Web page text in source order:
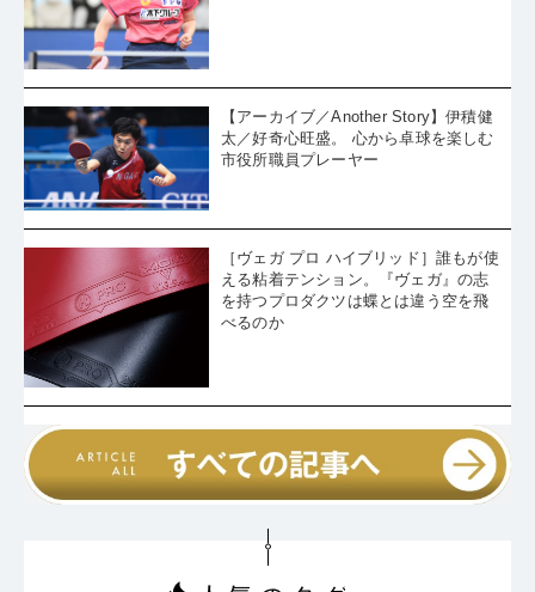
【アーカイブ／Another Story】伊積健
太／好奇心旺盛。 心から卓球を楽しむ
市役所職員プレーヤー
［ヴェガ プロ ハイブリッド］誰もが使
える粘着テンション。『ヴェガ』の志
を持つプロダクツは蝶とは違う空を飛
べるのか